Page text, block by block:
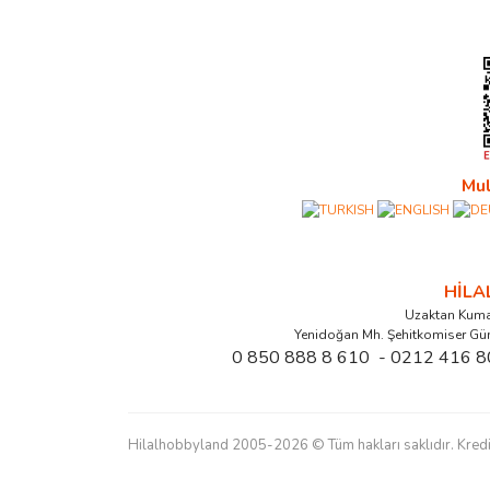
Uzaktan
Yenidoğan Mh. Şehitkomiser
0 850 888 8 610 - 0212 416
Hilalhobbyland 2005-2026 © Tüm hakları saklıdır.